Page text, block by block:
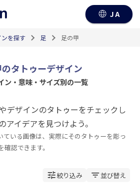
JA
を探す 足 足の甲
タトゥーデザイン
ン・意味・サイズ別の一覧
デザインのタトゥーをチェックし
アイデアを見つけよう。
ている画像は、実際にそのタトゥーを彫っ
認できます。
絞り込み 並び替え